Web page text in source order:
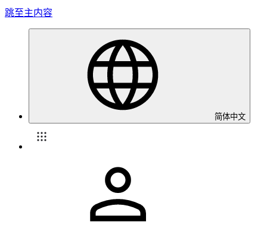
跳至主内容
简体中文